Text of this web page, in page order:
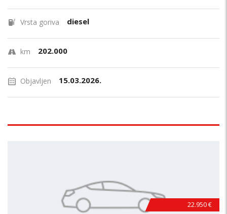
Vrsta goriva diesel
km 202.000
Objavljen 15.03.2026.
22.950 €